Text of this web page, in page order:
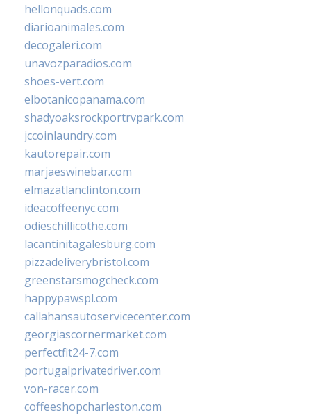
hellonquads.com
diarioanimales.com
decogaleri.com
unavozparadios.com
shoes-vert.com
elbotanicopanama.com
shadyoaksrockportrvpark.com
jccoinlaundry.com
kautorepair.com
marjaeswinebar.com
elmazatlanclinton.com
ideacoffeenyc.com
odieschillicothe.com
lacantinitagalesburg.com
pizzadeliverybristol.com
greenstarsmogcheck.com
happypawspl.com
callahansautoservicecenter.com
georgiascornermarket.com
perfectfit24-7.com
portugalprivatedriver.com
von-racer.com
coffeeshopcharleston.com